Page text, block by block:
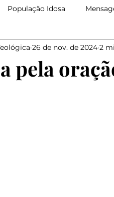
População Idosa
Elias Medo
pela
26 de nov. de 2024 2